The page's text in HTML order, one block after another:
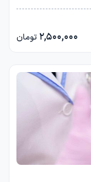
2,500,000تومان